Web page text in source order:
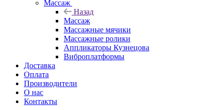
Массаж
Назад
Массаж
Массажные мячики
Массажные ролики
Аппликаторы Кузнецова
Виброплатформы
Доставка
Оплата
Производители
О нас
Контакты